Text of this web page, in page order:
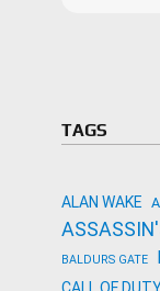
TAGS
ALAN WAKE
BALDURS GATE